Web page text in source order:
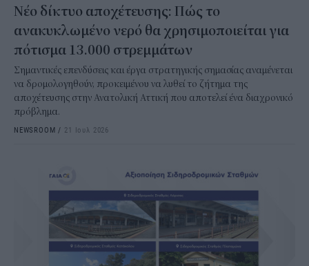
Νέο δίκτυο αποχέτευσης: Πώς το
ανακυκλωμένο νερό θα χρησιμοποιείται για
πότισμα 13.000 στρεμμάτων
Σημαντικές επενδύσεις και έργα στρατηγικής σημασίας αναμένεται
να δρομολογηθούν, προκειμένου να λυθεί το ζήτημα της
αποχέτευσης στην Ανατολική Αττική που αποτελεί ένα διαχρονικό
πρόβλημα.
NEWSROOM / 21 Ιουλ 2026